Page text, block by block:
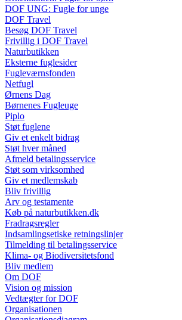
DOF UNG: Fugle for unge
DOF Travel
Besøg DOF Travel
Frivillig i DOF Travel
Naturbutikken
Eksterne fuglesider
Fugleværnsfonden
Netfugl
Ørnens Dag
Børnenes Fugleuge
Piplo
Støt fuglene
Giv et enkelt bidrag
Støt hver måned
Afmeld betalingsservice
Støt som virksomhed
Giv et medlemskab
Bliv frivillig
Arv og testamente
Køb på naturbutikken.dk
Fradragsregler
Indsamlingsetiske retningslinjer
Tilmelding til betalingsservice
Klima- og Biodiversitetsfond
Bliv medlem
Om DOF
Vision og mission
Vedtægter for DOF
Organisationen